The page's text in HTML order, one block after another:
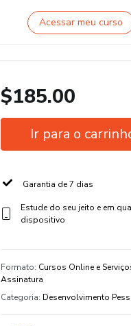
Acessar meu curso
$185.00
Ir para o
Garantia de 7 dias
Estude do seu jeito e em
dispositivo
Formato: Cursos Online e
Assinatura
Categoria: Desenvolvimento